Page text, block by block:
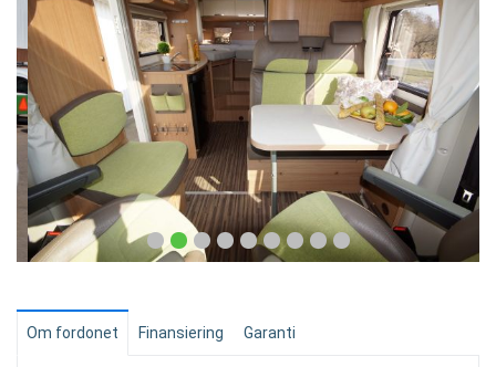
Om fordonet Finansiering Garanti